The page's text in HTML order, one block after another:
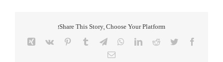
Share This Story, Choose Your Platform!
Facebook
Twitter
Reddit
LinkedIn
WhatsApp
Telegram
Tumblr
Pinterest
Vk
Email